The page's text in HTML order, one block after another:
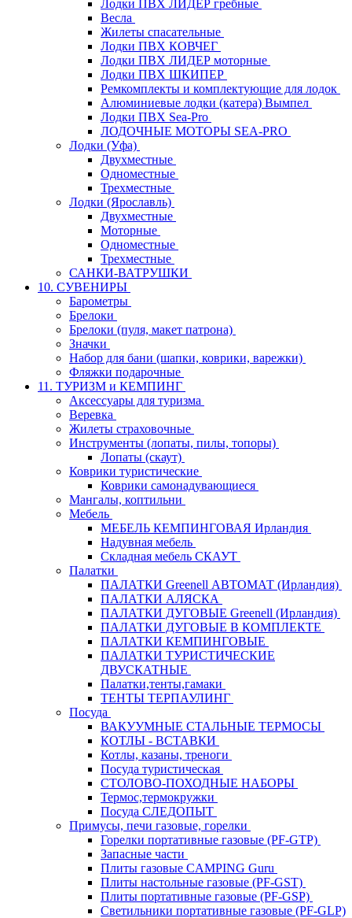
Лодки ПВХ ЛИДЕР гребные
Весла
Жилеты спасательные
Лодки ПВХ КОВЧЕГ
Лодки ПВХ ЛИДЕР моторные
Лодки ПВХ ШКИПЕР
Ремкомплекты и комплектующие для лодок
Алюминиевые лодки (катера) Вымпел
Лодки ПВХ Sea-Pro
ЛОДОЧНЫЕ МОТОРЫ SEA-PRO
Лодки (Уфа)
Двухместные
Одноместные
Трехместные
Лодки (Ярославль)
Двухместные
Моторные
Одноместные
Трехместные
САНКИ-ВАТРУШКИ
10. СУВЕНИРЫ
Барометры
Брелоки
Брелоки (пуля, макет патрона)
Значки
Набор для бани (шапки, коврики, варежки)
Фляжки подарочные
11. ТУРИЗМ и КЕМПИНГ
Аксессуары для туризма
Веревка
Жилеты страховочные
Инструменты (лопаты, пилы, топоры)
Лопаты (скаут)
Коврики туристические
Коврики самонадувающиеся
Мангалы, коптильни
Мебель
МЕБЕЛЬ КЕМПИНГОВАЯ Ирландия
Надувная мебель
Складная мебель СКАУТ
Палатки
ПАЛАТКИ Greenell АВТОМАТ (Ирландия)
ПАЛАТКИ АЛЯСКА
ПАЛАТКИ ДУГОВЫЕ Greenell (Ирландия)
ПАЛАТКИ ДУГОВЫЕ В КОМПЛЕКТЕ
ПАЛАТКИ КЕМПИНГОВЫЕ
ПАЛАТКИ ТУРИСТИЧЕСКИЕ
ДВУСКАТНЫЕ
Палатки,тенты,гамаки
ТЕНТЫ ТЕРПАУЛИНГ
Посуда
ВАКУУМНЫЕ СТАЛЬНЫЕ ТЕРМОСЫ
КОТЛЫ - ВСТАВКИ
Котлы, казаны, треноги
Посуда туристическая
СТОЛОВО-ПОХОДНЫЕ НАБОРЫ
Термос,термокружки
Посуда СЛЕДОПЫТ
Примусы, печи газовые, горелки
Горелки портативные газовые (PF-GTP)
Запасные части
Плиты газовые CAMPING Guru
Плиты настольные газовые (PF-GST)
Плиты портативные газовые (PF-GSP)
Светильники портативные газовые (PF-GLP)